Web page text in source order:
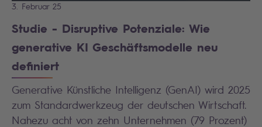
3. Februar 25
Studie - Disruptive Potenziale: Wie
generative KI Geschäftsmodelle neu
definiert
Generative Künstliche Intelligenz (GenAI) wird 2025
zum Standardwerkzeug der deutschen Wirtschaft.
Nahezu acht von zehn Unternehmen (79 Prozent)